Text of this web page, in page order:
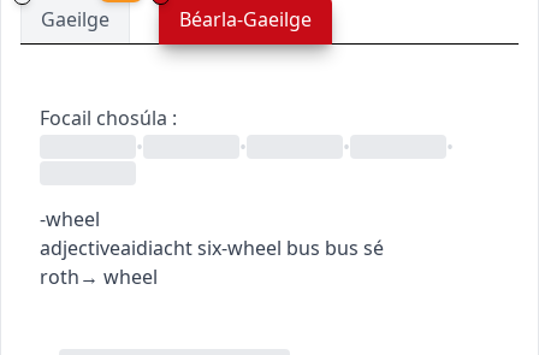
Gaeilge Béarla-Gaeilge
Focail chosúla :
•
• • •
-wheel
adjectiveaidiachtsix-wheel bus bus sé
roth→ wheel